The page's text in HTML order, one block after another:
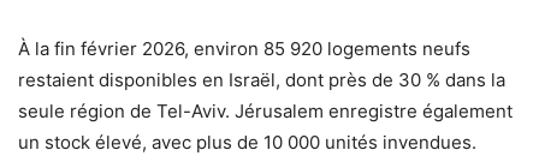
À la fin février 2026, environ 85 920 logements neufs
restaient disponibles en Israël, dont près de 30 % dans la
seule région de Tel-Aviv. Jérusalem enregistre également
un stock élevé, avec plus de 10 000 unités invendues.